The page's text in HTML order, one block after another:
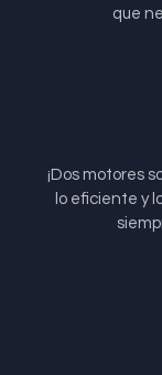
que
¡Dos motores
lo eficiente y